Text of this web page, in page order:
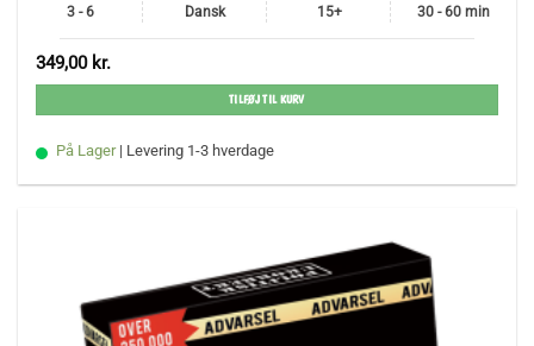
3 - 6 Dansk 15+ 30 - 60 min
349,00 kr.
TILFØJ TIL KURV
På Lager | Levering 1-3 hverdage